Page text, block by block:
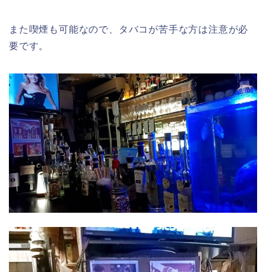
また喫煙も可能なので、タバコが苦手な方は注意が必
要です。